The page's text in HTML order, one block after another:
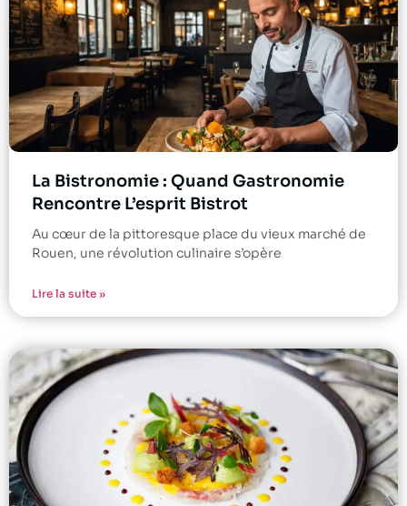
La Bistronomie : Quand Gastronomie
Rencontre L’esprit Bistrot
Au cœur de la pittoresque place du vieux marché de
Rouen, une révolution culinaire s’opère
Lire la suite »